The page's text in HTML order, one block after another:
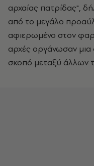
αρχαίας πατρίδας",
από το μεγάλο
αφιερωμένο στον
αρχές οργάνωσαν
σκοπό μεταξύ άλλων